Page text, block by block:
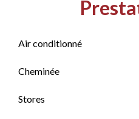
Air conditionné
Cheminée
Stores